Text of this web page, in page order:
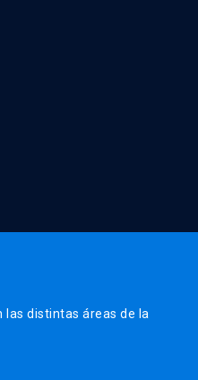
las distintas áreas de la